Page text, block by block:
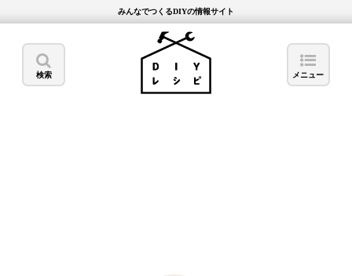
みんなでつくるDIYの情報サイト
検索 メニュー